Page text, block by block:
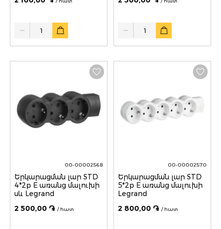
Quantity Quantity
00-00002568
Երկարացման լար STD
4*2p E առանց մալուխի
սև Legrand
2 500,00 ֏ / հատ
00-00002570
Երկարացման լար STD
5*2p E առանց մալուխի
Legrand
2 800,00 ֏ / հատ